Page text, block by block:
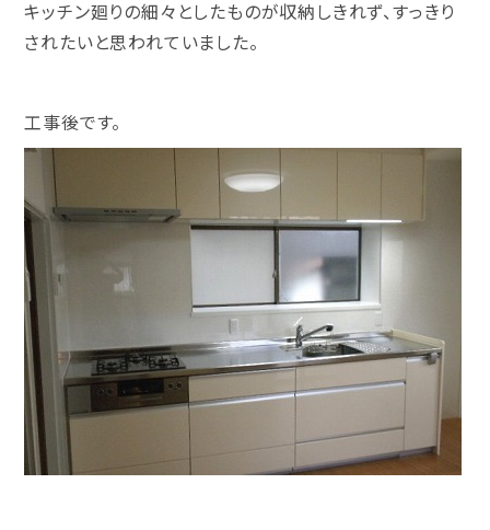
キッチン廻りの細々としたものが収納しきれず、すっきり
されたいと思われていました。
工事後です。